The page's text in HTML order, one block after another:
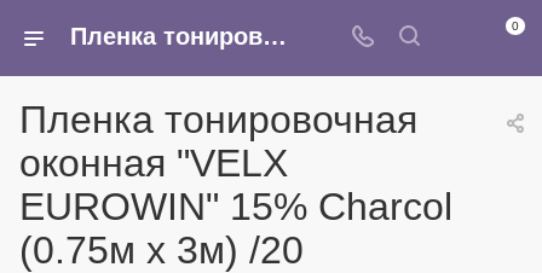
Пленка тонировочная оконная "VELX EUROWIN" 15% Сharcol (0.75м х 3м) /20 - купить в интернет-магазине Армина 0
Пленка тонировочная
оконная "VELX
EUROWIN" 15% Сharcol
(0.75м х 3м) /20